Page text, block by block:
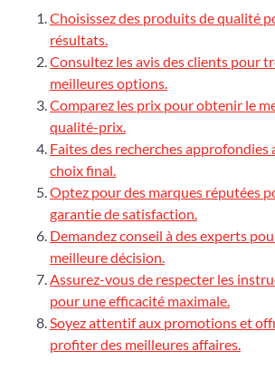
Choisissez des produits de qualité
résultats.
Consultez les avis des clients pour
meilleures options.
Comparez les prix pour obtenir le
qualité-prix.
Faites des recherches approfondies
choix final.
Optez pour des marques réputées
garantie de satisfaction.
Demandez conseil à des experts
meilleure décision.
Assurez-vous de respecter les
pour une efficacité maximale.
Soyez attentif aux promotions et
profiter des meilleures affaires.